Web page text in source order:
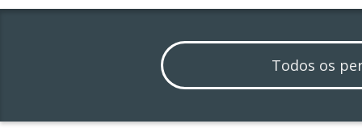
Todos os